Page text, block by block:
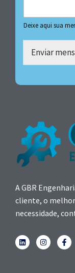
Deixe aqui sua
Enviar
A GBR
cliente, o melhor
necessidade,